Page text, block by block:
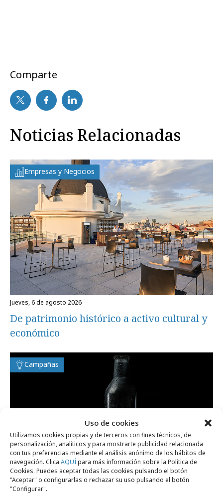
Uso de cookies
Utilizamos cookies propias y de terceros con fines técnicos, de
personalización, analíticos y para mostrarte publicidad relacionada
con tus preferencias mediante el análisis anónimo de los hábitos de
navegación. Clica AQUÍpara más información sobre la Política de
Cookies. Puedes aceptar todas las cookies pulsando el botón
"Aceptar" o configurarlas o rechazar su uso pulsando el botón
"Configurar".
Comparte
Noticias Relacionadas
Empresas y Negocios
jueves, 6 de agosto 2026
De patrimonio histórico a activo cultural y
económico
Campañas